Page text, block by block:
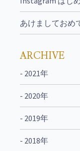
あけましておめ
ARCHIVE
- 2021年
- 2020年
- 2019年
- 2018年